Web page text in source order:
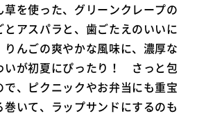
草を使った、グリーンクレープの
とアスパラと、歯ごたえのいいに
りんごの爽やかな風味に、濃厚な
いが初夏にぴったり！ さっと包
で、ピクニックやお弁当にも重宝
巻いて、ラップサンドにするのも